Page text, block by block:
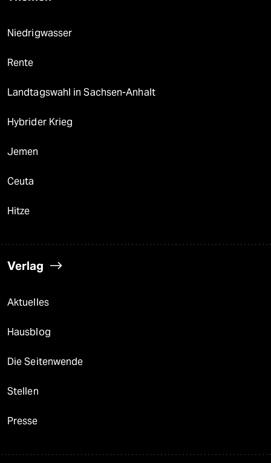
Niedrigwasser
Rente
Landtagswahl in Sachsen-Anhalt
Hybrider Krieg
Jemen
Ceuta
Hitze
Verlag
Aktuelles
Hausblog
Die Seitenwende
Stellen
Presse